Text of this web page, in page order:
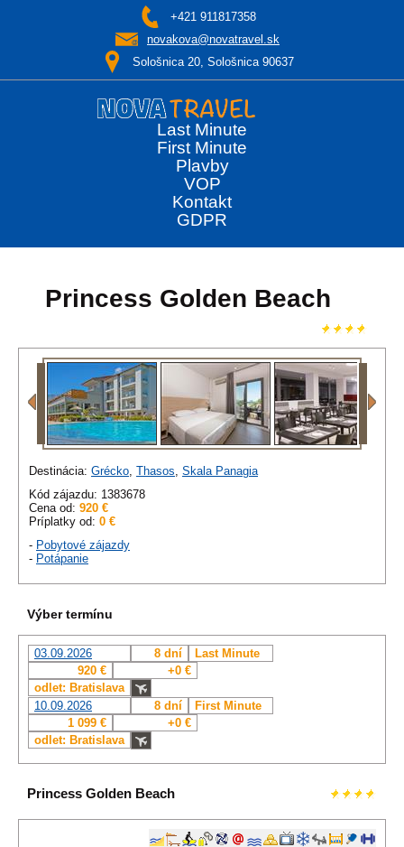
+421 911817358
novakova@novatravel.sk
Sološnica 20, Sološnica 90637
Last Minute
First Minute
Plavby
VOP
Kontakt
GDPR
Princess Golden Beach
Destinácia: Grécko Thasos Skala Panagia
Kód zájazdu: 1383678
Cena od: 920 €
Príplatky od: 0 €
- Pobytové zájazdy
- Potápanie
Výber termínu
03.09.2026 8 dní
Last Minute
920 €
+0 €
odlet: Bratislava
10.09.2026
8 dní
First Minute
1 099 €
+0 €
odlet: Bratislava
Princess Golden Beach